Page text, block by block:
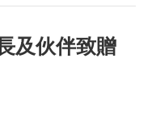
及伙伴致贈